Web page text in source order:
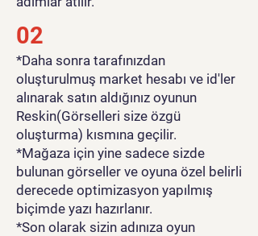
02
*Daha sonra tarafınızdan
oluşturulmuş market hesabı ve id'ler
alınarak satın aldığınız oyunun
Reskin(Görselleri size özgü
oluşturma) kısmına geçilir.
*Mağaza için yine sadece sizde
bulunan görseller ve oyuna özel belirli
derecede optimizasyon yapılmış
biçimde yazı hazırlanır.
*Son olarak sizin adınıza oyun